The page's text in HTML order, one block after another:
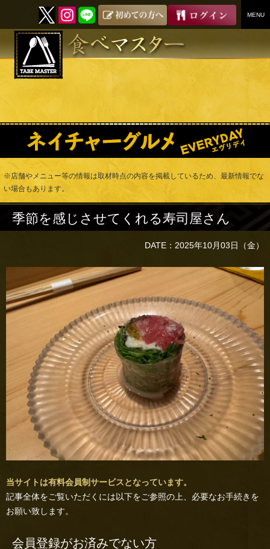
MENU
SKIP
※店舗やメニュー等の情報は取材時点の内容を掲載しているため、最新情報でな
い場合もあります。
季節を感じさせてくれる寿司屋さん
DATE：2025年10月03日（金）
当サイトは有料会員制サービスとなっています。
記事全体をご覧いただくには以下をご参照の上、必要なお手続きを
お願い致します。
会員登録がお済みでない方